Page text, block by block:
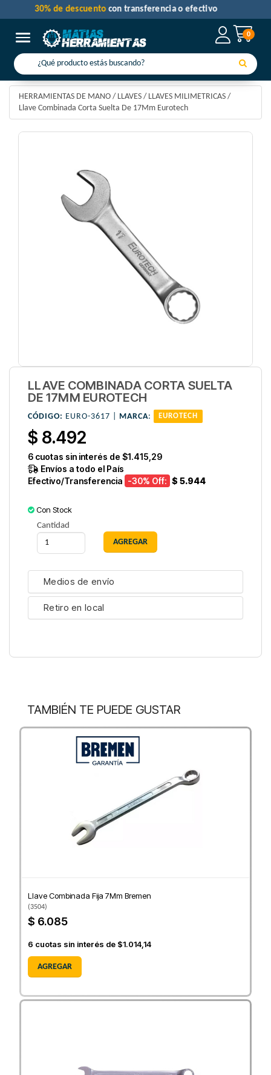
0
Toggle navigation
30% de descuentocon transferencia o efectivo
HERRAMIENTAS DE MANO / LLAVES / LLAVES MILIMETRICAS /
Llave Combinada Corta Suelta De 17Mm Eurotech
LLAVE COMBINADA CORTA SUELTA
DE 17MM EUROTECH
CÓDIGO: EURO-3617 | MARCA: EUROTECH
$ 8.492
6 cuotas sin interés de $1.415,29
Envíos a todo el País
Efectivo/Transferencia -30% Off: $ 5.944
Con Stock
Cantidad
Medios de envío
Retiro en local
TAMBIÉN TE PUEDE GUSTAR
Llave Combinada Fija 7Mm Bremen
(3504)
$ 6.085
6 cuotas sin interés de $1.014,14
AGREGAR